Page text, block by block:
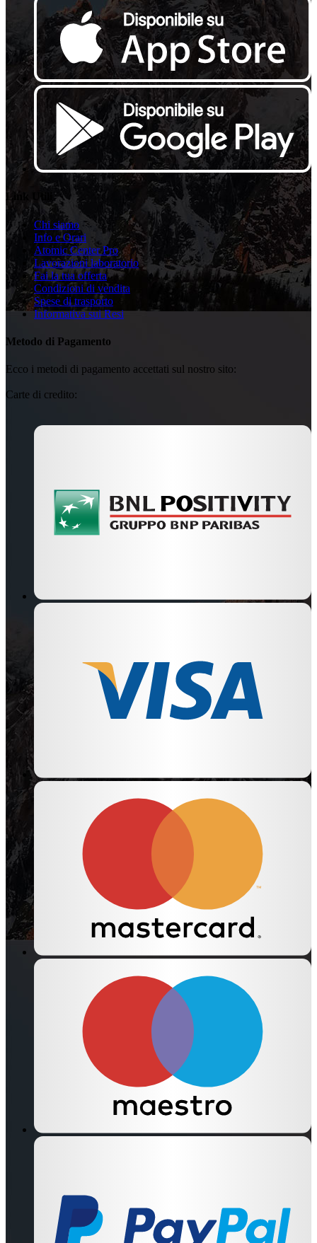
Link Utili
Chi siamo
Info e Orari
Atomic Center Pro
Lavorazioni laboratorio
Fai la tua offerta
Condizioni di vendita
Spese di trasporto
Informativa sui Resi
Metodo di Pagamento
Ecco i metodi di pagamento accettati sul nostro sito:
Carte di credito: